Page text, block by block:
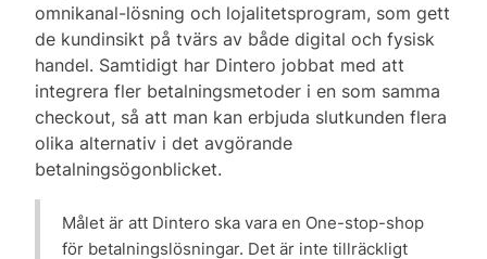
omnikanal-lösning och lojalitetsprogram, som gett
de kundinsikt på tvärs av både digital och fysisk
handel. Samtidigt har Dintero jobbat med att
integrera fler betalningsmetoder i en som samma
checkout, så att man kan erbjuda slutkunden flera
olika alternativ i det avgörande
betalningsögonblicket.
Målet är att Dintero ska vara en One-stop-shop
för betalningslösningar. Det är inte tillräckligt